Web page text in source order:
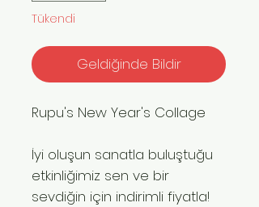
Tükendi
Geldiğinde Bildir
Rupu's New Year's Collage
İyi oluşun sanatla buluştuğu
etkinliğimiz sen ve bir
sevdiğin için indirimli fiyatla!